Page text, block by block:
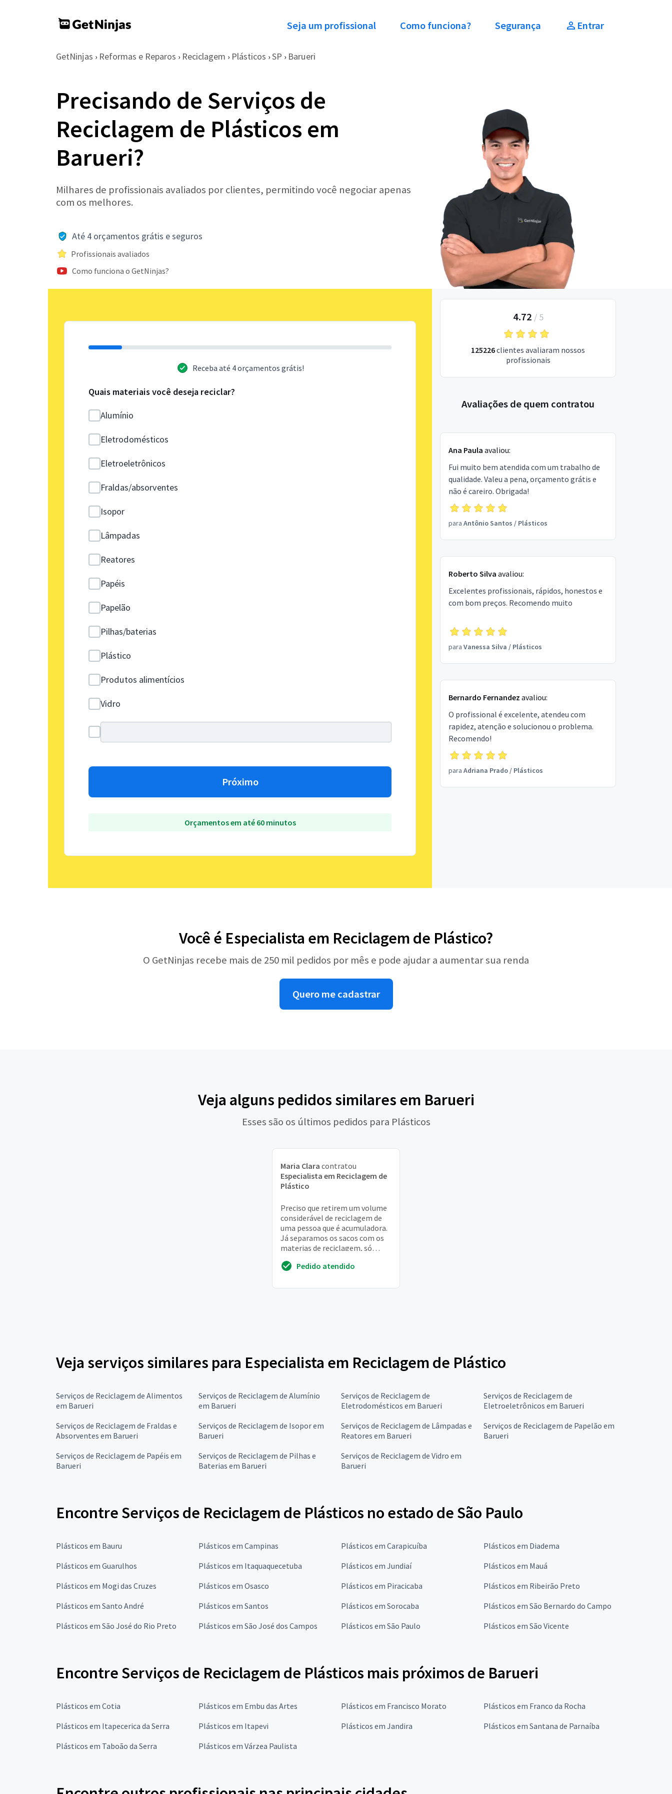
Seja um profissional Como funciona? Segurança Entrar
GetNinjas › Reformas e Reparos › Reciclagem › Plásticos › SP › Barueri
Precisando de Serviços de
Reciclagem de Plásticos em
Barueri?
Milhares de profissionais avaliados por clientes, permitindo você negociar apenas
com os melhores.
Até 4 orçamentos grátis e seguros
Profissionais avaliados
Como funciona o GetNinjas?
Receba até 4 orçamentos grátis!
Quais materiais você deseja reciclar?
Alumínio
Eletrodomésticos
Eletroeletrônicos
Fraldas/absorventes
Isopor
Lâmpadas
Reatores
Papéis
Papelão
Pilhas/baterias
Plástico
Produtos alimentícios
Vidro
Próximo
Orçamentos em até 60 minutos
4.72 / 5
125226clientes avaliaram nossos
profissionais
Avaliações de quem contratou
Ana Paula avaliou:
Fui muito bem atendida com um trabalho de
qualidade. Valeu a pena, orçamento grátis e
não é careiro. Obrigada!
para Antônio Santos / Plásticos
Roberto Silva avaliou:
Excelentes profissionais, rápidos, honestos e
com bom preços. Recomendo muito
para Vanessa Silva / Plásticos
Bernardo Fernandez avaliou:
O profissional é excelente, atendeu com
rapidez, atenção e solucionou o problema.
Recomendo!
para Adriana Prado/ Plásticos
Você é Especialista em Reciclagem de Plástico?
O GetNinjas recebe mais de 250 mil pedidos por mês e pode ajudar a aumentar sua renda
Quero me cadastrar
Veja alguns pedidos similares em Barueri
Esses são os últimos pedidos para Plásticos
Maria Clara contratou
Especialista em Reciclagem de
Plástico
Preciso que retirem um volume
considerável de reciclagem de
uma pessoa que é acumuladora.
Já separamos os sacos com os
materias de reciclagem, só
Pedido atendido
Veja serviços similares para Especialista em Reciclagem de Plástico
Serviços de Reciclagem de Alimentos
em Barueri
Serviços de Reciclagem de Alumínio
em Barueri
Serviços de Reciclagem de
Eletrodomésticos em Barueri
Serviços de Reciclagem de
Eletroeletrônicos em Barueri
Serviços de Reciclagem de Fraldas e
Absorventes em Barueri
Serviços de Reciclagem de Isopor em
Barueri
Serviços de Reciclagem de Lâmpadas e
Reatores em Barueri
Serviços de Reciclagem de Papelão em
Barueri
Serviços de Reciclagem de Papéis em
Barueri
Serviços de Reciclagem de Pilhas e
Baterias em Barueri
Serviços de Reciclagem de Vidro em
Barueri
Encontre Serviços de Reciclagem de Plásticos no estado de São Paulo
Plásticos em Bauru Plásticos em Campinas Plásticos em Carapicuíba
Plásticos em Diadema
Plásticos em Guarulhos
Plásticos em Itaquaquecetuba Plásticos em Jundiaí
Plásticos em Mauá
Plásticos em Mogi das Cruzes
Plásticos em Osasco Plásticos em Piracicaba
Plásticos em Ribeirão Preto
Plásticos em Santo André
Plásticos em Santos Plásticos em Sorocaba
Plásticos em São Bernardo do Campo
Plásticos em São José do Rio Preto
Plásticos em São José dos Campos Plásticos em São Paulo Plásticos em São Vicente
Encontre Serviços de Reciclagem de Plásticos mais próximos de Barueri
Plásticos em Cotia Plásticos em Embu das Artes Plásticos em Francisco Morato
Plásticos em Franco da Rocha
Plásticos em Itapecerica da Serra
Plásticos em Itapevi Plásticos em Jandira
Plásticos em Santana de Parnaíba
Plásticos em Taboão da Serra
Plásticos em Várzea Paulista